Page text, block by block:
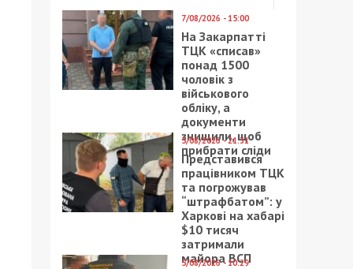
7/08/2026 - 15:00
На Закарпатті
ТЦК «списав»
понад 1500
чоловік з
військового
обліку, а
документи
знищили, щоб
прибрати сліди
5/08/2026 - 21:31
Представився
працівником ТЦК
та погрожував
“штрафбатом”: у
Харкові на хабарі
$10 тисяч
затримали
майора ВСП
5/08/2026 - 10:29